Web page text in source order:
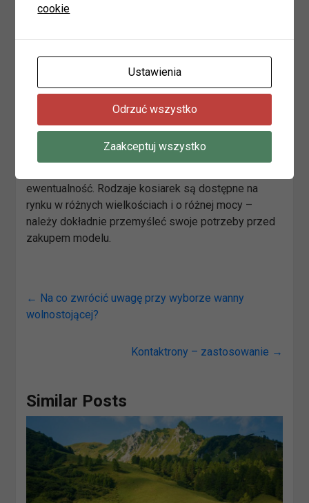
temu wyrosną równo.
Kosiarki spalinowe do
trawników
Wybierając kosiarki spalinowe należy zastanowić się
jakie będą spełniały wymagania trawnika. Oprócz
mocy i wielkości istotnym aspektem będzie
zorientowanie się, gdzie w pobliżu znajduje się
ewentualność. Rodzaje kosiarek są dostępne na
rynku w różnych wielkościach i o różnej mocy –
należy dokładnie przemyśleć swoje potrzeby przed
zakupem modelu.
← Na co zwrócić uwagę przy wyborze wanny
wolnostojącej?
Kontaktrony – zastosowanie →
Similar Posts
cookie
Ustawienia
Odrzuć wszystko
Zaakceptuj wszystko